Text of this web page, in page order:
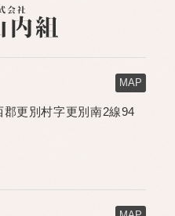
MAP
郡更別村字更別南2線94